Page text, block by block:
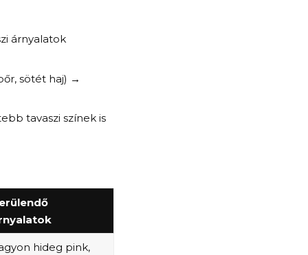
árnyalatok
sötét haj) →
tavaszi színek is
hideg pink,